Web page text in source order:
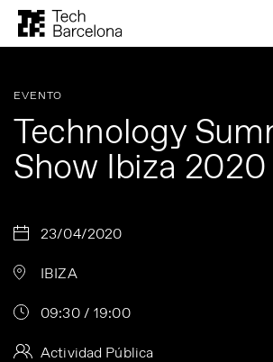
EVENTO
Technology
Show Ibiza 2020
23/04/2020
IBIZA
09:30 / 19:00
Actividad Pública